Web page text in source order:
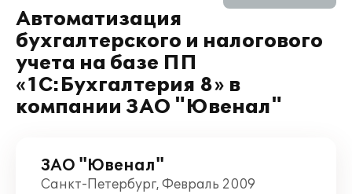
Автоматизация
бухгалтерского и налогового
учета на базе ПП
«1C:Бухгалтерия 8» в
компании ЗАО "Ювенал"
ЗАО "Ювенал"
Санкт-Петербург, Февраль 2009